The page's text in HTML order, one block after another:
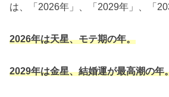
は、「2026年」、「2029年」、「
2026年は天星、モテ期の年。
2029年は金星、結婚運が最高潮の年